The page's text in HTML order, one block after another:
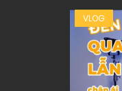
VLOG